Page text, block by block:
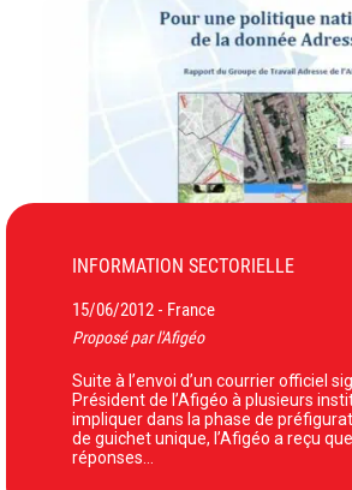
INFORMATION SECTORIELLE
15/06/2012 - France
Proposé par l'Afigéo
Suite à l’envoi d’un courrier officiel
Président de l’Afigéo à plusieurs
impliquer dans la phase de
de guichet unique, l’Afigéo a reçu
réponses…